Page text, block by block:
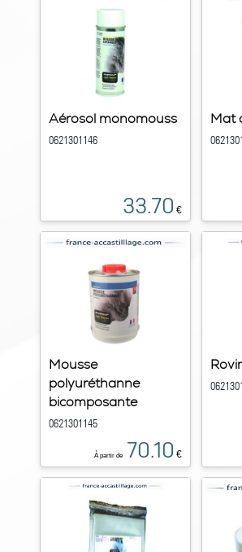
Aérosol monomouss
0621301146
33.70 €
Mat
Mousse
polyuréthanne
bicomposante
0621301145
À partir de 70.10 €